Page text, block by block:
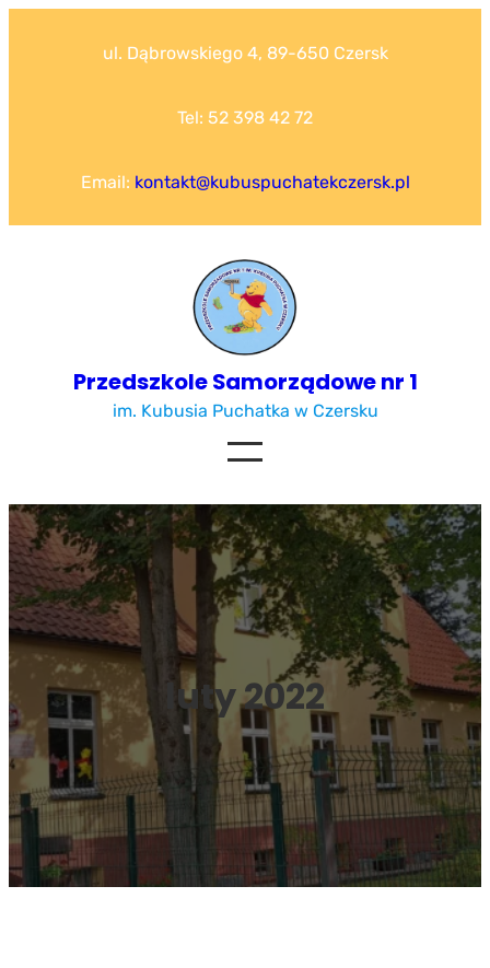
ul. Dąbrowskiego 4, 89-650 Czersk
Tel: 52 398 42 72
Email: kontakt@kubuspuchatekczersk.pl
Przedszkole Samorządowe nr 1
im. Kubusia Puchatka w Czersku
luty 2022